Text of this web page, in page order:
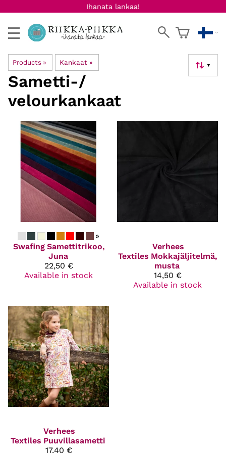
Ihanata lankaa!
Products ‪» Kankaat ‪» ▼
Sametti-/
velourkankaat
»
Swafing Samettitrikoo,
Juna
22,50 €
Available in stock
Verhees
Textiles Mokkajäljitelmä,
musta
14,50 €
Available in stock
Verhees
Textiles Puuvillasametti
17,40 €